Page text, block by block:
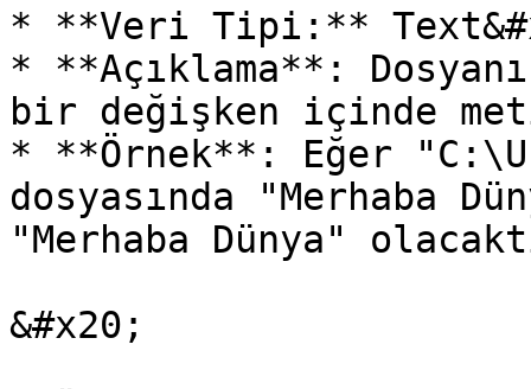
* **Veri Tipi:**
* **Açıklama**:
bir değişken içinde
* **Örnek**: Eğer
dosyasında "Merhaba
"Merhaba Dünya"
&#x20;